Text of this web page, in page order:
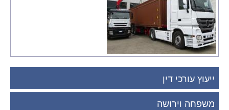
ייעוץ עורכי דין
משפחה וירושה